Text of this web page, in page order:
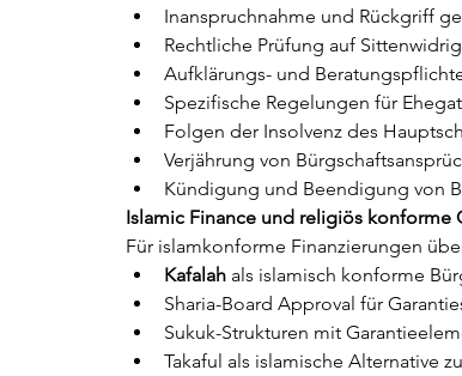
Inanspruchnahme und Rückgriff
Rechtliche Prüfung auf
Aufklärungs- und
Spezifische Regelungen für
Folgen der Insolvenz des
Verjährung von
Kündigung und Beendigung von
Islamic Finance und religiös konforme
Für islamkonforme Finanzierungen
Kafalah als islamisch konforme
Sharia-Board Approval für
Sukuk-Strukturen mit
Takaful als islamische Alternative